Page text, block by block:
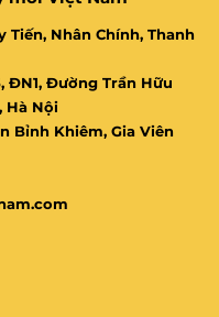
Tiến, Nhân Chính, Thanh
ĐN1, Đường Trần Hữu
Hà Nội
Bỉnh Khiêm, Gia Viên